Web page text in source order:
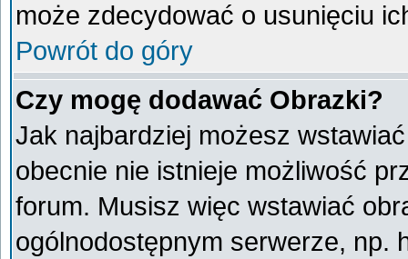
może zdecydować o usunięciu
Powrót do góry
Czy mogę dodawać Obrazki?
Jak najbardziej możesz
obecnie nie istnieje możliwość
forum. Musisz więc wstawiać
ogólnodostępnym serwerze, np.